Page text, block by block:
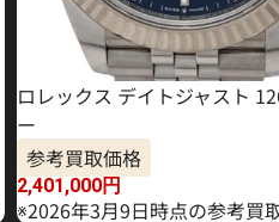
ロレックス デイトジャスト
ー
参考買取価格
2,401,000円
※2026年3月9日時点の参考買